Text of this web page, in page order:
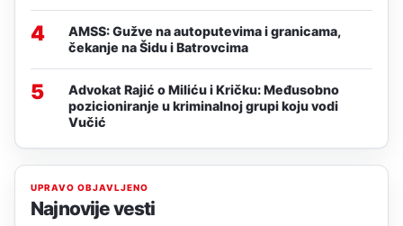
4
AMSS: Gužve na autoputevima i granicama,
čekanje na Šidu i Batrovcima
5
Advokat Rajić o Miliću i Kričku: Međusobno
pozicioniranje u kriminalnoj grupi koju vodi
Vučić
UPRAVO OBJAVLJENO
Najnovije vesti